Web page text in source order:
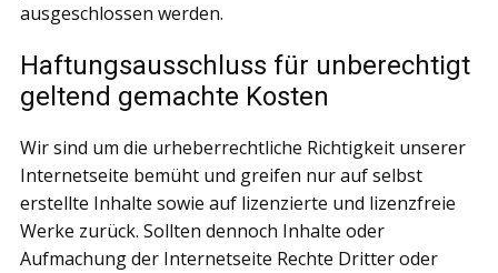
ausgeschlossen werden.
Haftungsausschluss für unberechtigt
geltend gemachte Kosten
Wir sind um die urheberrechtliche Richtigkeit unserer
Internetseite bemüht und greifen nur auf selbst
erstellte Inhalte sowie auf lizenzierte und lizenzfreie
Werke zurück. Sollten dennoch Inhalte oder
Aufmachung der Internetseite Rechte Dritter oder